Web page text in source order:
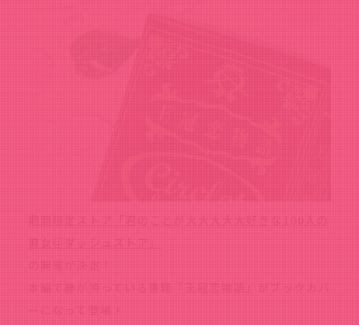
期間限定ストア「君のことが大大大大大好きな100人の
彼女＠ダッシュストア」
の開催が決定！
本編で静が持っている書籍「王冠恋物語」がブックカバ
ーになって登場！